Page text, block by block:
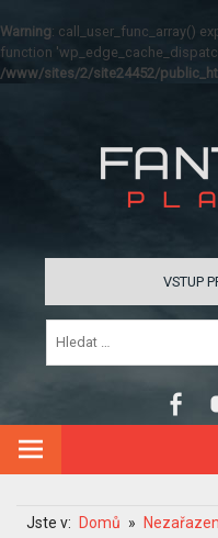
Warning: call_user_func_array()
function
/www/sites/2/site24452/
VSTUP
Jste v: Domů